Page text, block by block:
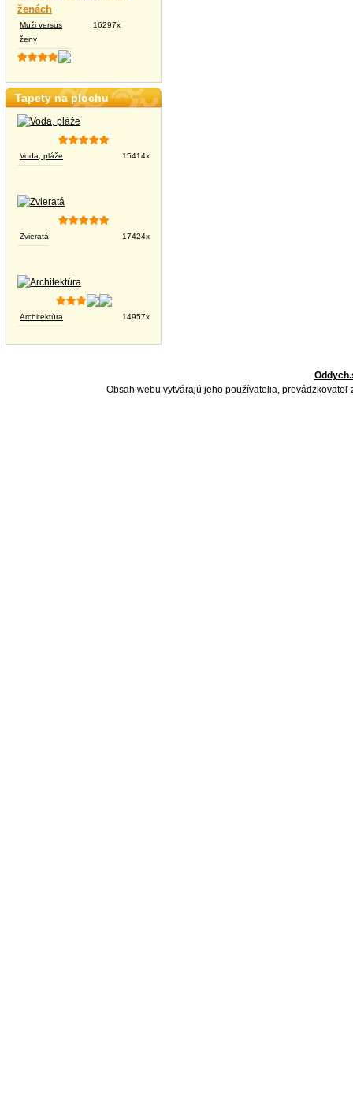
ženách
Muži versus
ženy
16297x
Tapety na plochu
Voda, pláže 15414x
Zvieratá 17424x
Architektúra 14957x
Obsah webu vytvárajú jeho používatelia,